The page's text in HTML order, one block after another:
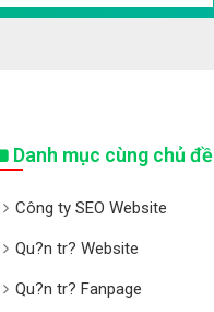
Danh mục cùng chủ đề
Công ty SEO Website
Qu?n tr? Website
Qu?n tr? Fanpage